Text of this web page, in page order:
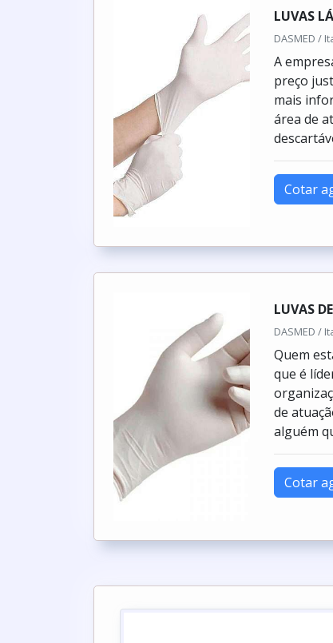
LUVAS
DASMED /
A
preço
mais
área de
Cotar
LUVAS
DASMED /
Quem
que é
de
alguém
Cotar